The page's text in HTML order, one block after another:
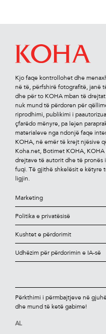
Kjo faqe kontrollohet dhe
në të, përfshirë fotograﬁtë, janë
dhe për to KOHA mban të
nuk mund të përdoren për
riprodhimi, publikimi i
çfarëdo mënyre, pa lejen
materialeve nga ndonjë faqe
KOHA, në emër të krejt njësive
Koha.net, Botimet KOHA, KOHA
drejtave të autorit dhe të pronës
fuqi. Të gjithë shkelësit e këtyre
ligjin.
Marketing
Politika e privatësisë
Kushtet e përdorimit
Udhëzim për përdorimin e IA-së
Përkthimi i përmbajtjeve në
dhe mund të ketë gabime!
AL